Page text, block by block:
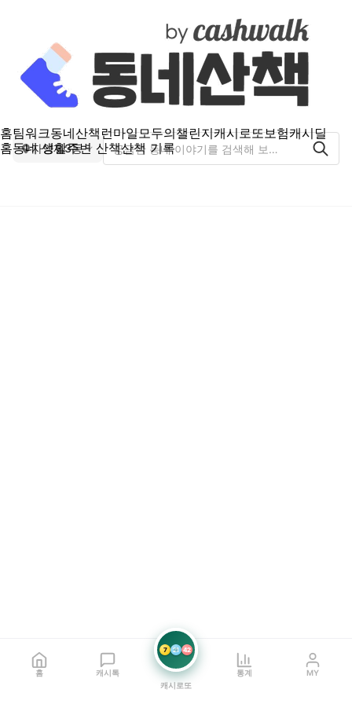
홈팀워크동네산책 런마일모두의챌린지캐시로또보험캐시딜
홈동네 생활주변 산책산책 기록
자양제3동
홈 캐시톡
7 21 42
캐시로또
통계 MY